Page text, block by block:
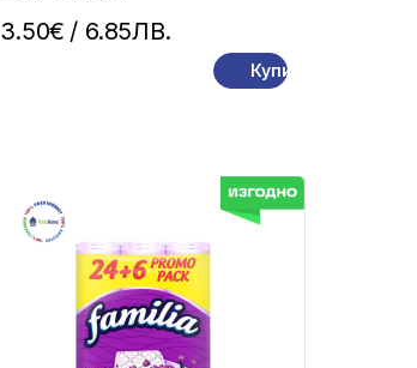
3.50€ / 6.85ЛВ.
Купи